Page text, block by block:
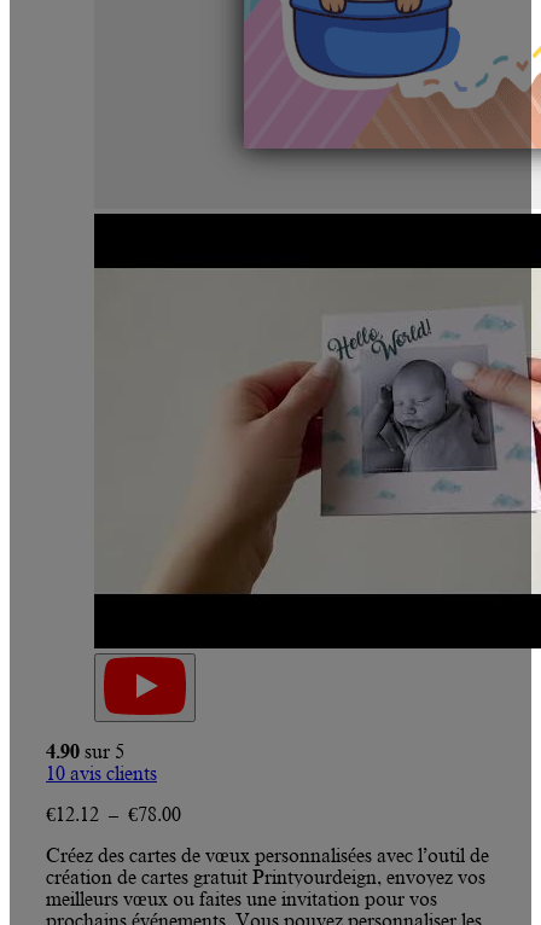
4.90 sur 5
10 avis clients
€12.12 – €78.00Plage
prix :
€12.12
à
Créez des cartes de vœux personnalisées avec l’outil de
création de cartes gratuit Printyourdeign, envoyez vos
meilleurs vœux ou faites une invitation pour vos